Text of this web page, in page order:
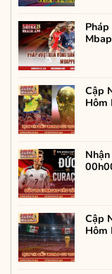
Cập
Hôm
Cập
Hôm